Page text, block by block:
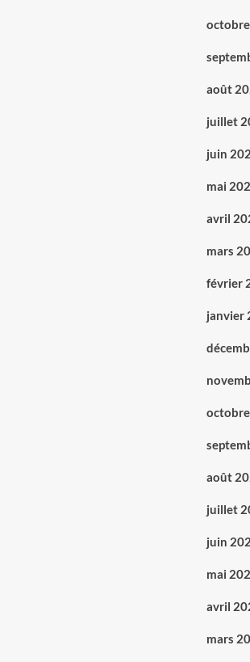
août
juillet
juin
mai
avril
mars
février
janvier
août
juillet
juin
mai
avril
mars